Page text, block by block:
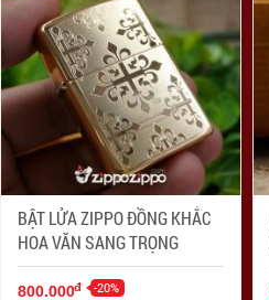
BẬT LỬA ZIPPO ĐỒNG KHẮC
HOA VĂN SANG TRỌNG
800.000đ -20%